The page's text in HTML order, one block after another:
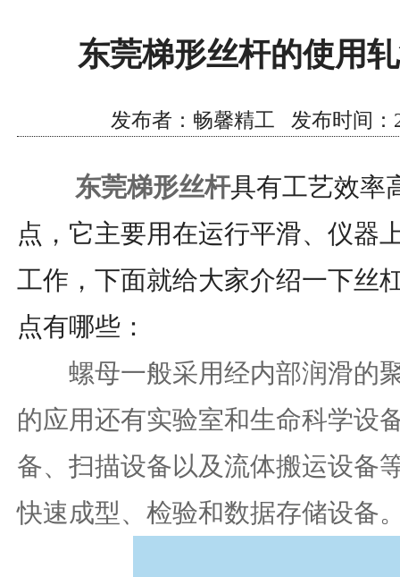
东莞梯形丝杆的使用
发布者：畅馨精工 发布时间：
东莞梯形丝杆具有工艺效率
点，它主要用在运行平滑、仪器
工作，下面就给大家介绍一下丝
点有哪些：
螺母一般采用经内部润滑的
的应用还有实验室和生命科学设
备、扫描设备以及流体搬运设备
快速成型、检验和数据存储设备